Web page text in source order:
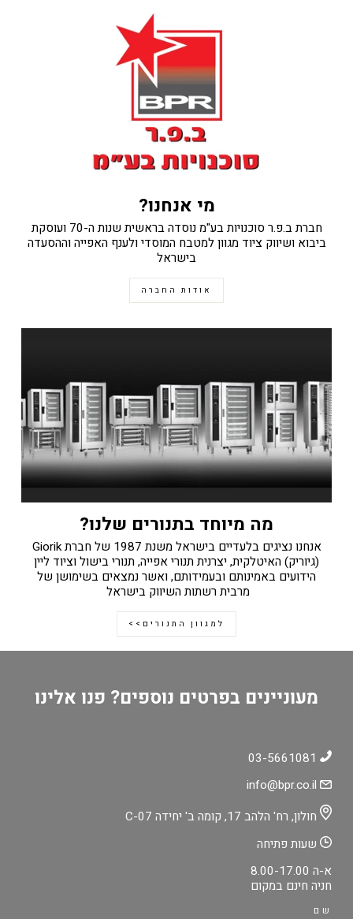
מי אנחנו?
חברת ב.פ.ר סוכנויות בע"מ נוסדה בראשית שנות ה-70 ועוסקת
ביבוא ושיווק ציוד מגוון למטבח המוסדי ולענף האפייה וההסעדה
בישראל
אודות החברה
מה מיוחד בתנורים שלנו?
אנחנו נציגים בלעדיים בישראל משנת 1987 של חברת Giorik
(גיוריק) האיטלקית, יצרנית תנורי אפייה, תנורי בישול וציוד ליין
הידועים באמינותם ובעמידותם, ואשר נמצאים בשימושן של
מרבית רשתות השיווק בישראל
למגוון התנורים>>
מעוניינים בפרטים נוספים? פנו אלינו
חולון, רח' הלהב 17, קומה ב' יחידה C-07
שעות פתיחה
א-ה 8.00-17.00
חניה חינם במקום
שם